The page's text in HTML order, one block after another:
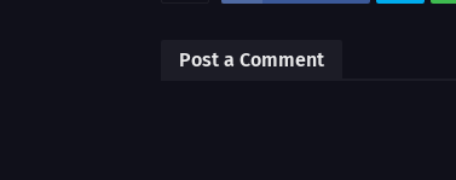
Post a Comment